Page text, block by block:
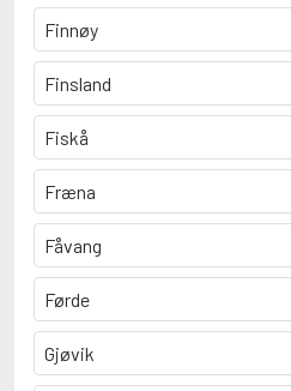
Finnøy
Finsland
Fiskå
Fræna
Fåvang
Førde
Gjøvik